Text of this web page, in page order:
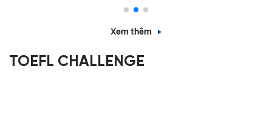
Xem thêm
TOEFL CHALLENGE